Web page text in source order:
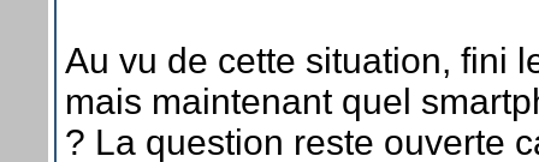
Au vu de cette situation, fini
mais maintenant quel
? La question reste ouverte